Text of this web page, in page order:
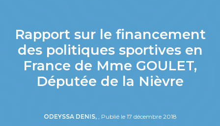
Rapport sur le financement
des politiques sportives en
France de Mme GOULET,
Députée de la Nièvre
ODEYSSA DENIS, , Publié le 17 décembre 2018